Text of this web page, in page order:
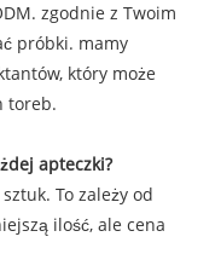
zgodnie z Twoim
próbki. mamy
który może
toreb.
apteczki?
To zależy od
ilość, ale cena